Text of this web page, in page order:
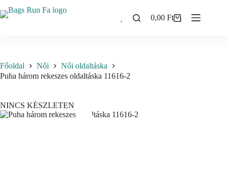
to
Shopping
0,00Ft
Főoldal Női
Női oldaltáska
Puha három rekeszes oldaltáska 11616-2
NINCS KÉSZLETEN